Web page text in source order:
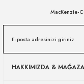
MacKenzie-
HAKKIMIZDA &